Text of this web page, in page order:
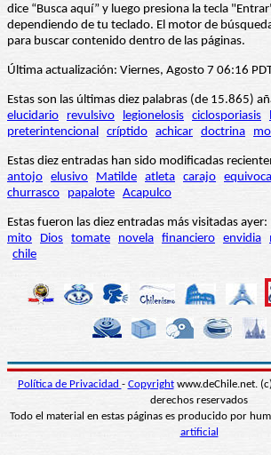
dice “Busca aquí” y luego presiona la tecla
dependiendo de tu teclado. El motor de
para buscar contenido dentro de las páginas.
Última actualización: Viernes, Agosto 7 06:16
Estas son las últimas diez palabras (de 15.865)
elucidario
revulsivo legionelosis ciclosporiasis
preterintencional críptido achicar doctrina
Estas diez entradas han sido modificadas
antojo elusivo Matilde atleta carajo
churrasco
papalote Acapulco
Estas fueron las diez entradas más visitadas ayer:
mito
Dios tomate novela financiero envidia
chile
Política de Privacidad - Copyrightwww.deChile.net.
derechos reservados
Todo el material en estas páginas es producido por
artificial